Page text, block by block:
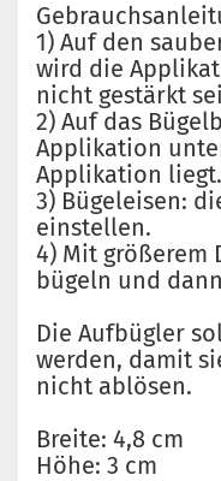
1) Auf den
wird die
nicht gestärkt
2) Auf das
Applikation
Applikation liegt.
3) Bügeleisen:
einstellen.
4) Mit größerem
bügeln und
Die Aufbügler
werden, damit
nicht ablösen.
Breite: 4,8 cm
Höhe: 3 cm